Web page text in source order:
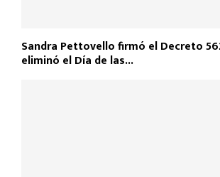
Sandra Pettovello firmó el Decreto
eliminó el Día de las...